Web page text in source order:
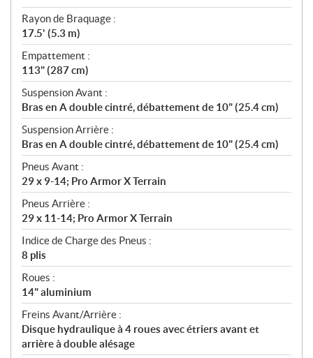
Rayon de Braquage :
17.5' (5.3 m)
Empattement :
113" (287 cm)
Suspension Avant :
Bras en A double cintré, débattement de 10" (25.4 cm)
Suspension Arrière :
Bras en A double cintré, débattement de 10" (25.4 cm)
Pneus Avant :
29 x 9-14; Pro Armor X Terrain
Pneus Arrière :
29 x 11-14; Pro Armor X Terrain
Indice de Charge des Pneus :
8 plis
Roues :
14" aluminium
Freins Avant/Arrière :
Disque hydraulique à 4 roues avec étriers avant et
arrière à double alésage